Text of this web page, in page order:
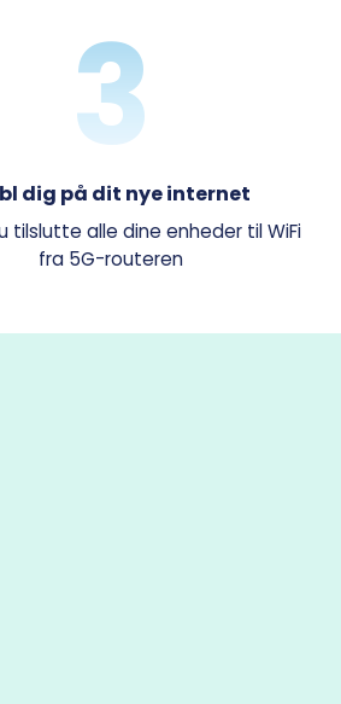
3
dig på dit nye internet
tilslutte alle dine enheder til WiFi
fra 5G-routeren